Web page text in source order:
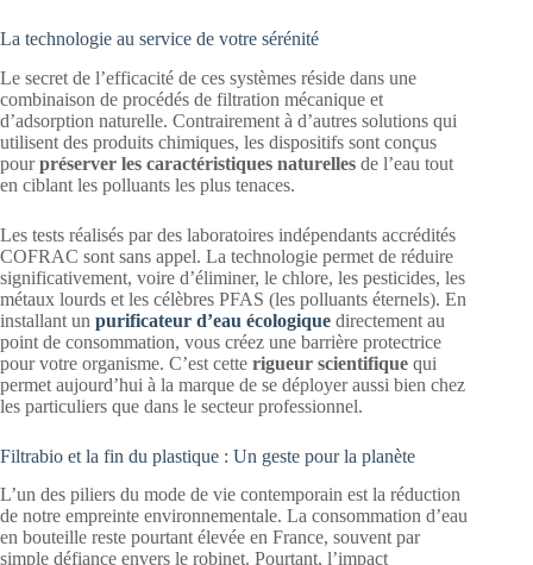
La technologie au service de votre sérénité
Le secret de l’efficacité de ces systèmes réside dans une
combinaison de procédés de filtration mécanique et
d’adsorption naturelle. Contrairement à d’autres solutions qui
utilisent des produits chimiques, les dispositifs sont conçus
pourpréserver les caractéristiques naturelles de l’eau tout
en ciblant les polluants les plus tenaces.
Les tests réalisés par des laboratoires indépendants accrédités
COFRAC sont sans appel. La technologie permet de réduire
significativement, voire d’éliminer, le chlore, les pesticides, les
métaux lourds et les célèbres PFAS (les polluants éternels). En
installant un purificateur d’eau écologique directement au
point de consommation, vous créez une barrière protectrice
pour votre organisme. C’est cette rigueur scientifique qui
permet aujourd’hui à la marque de se déployer aussi bien chez
les particuliers que dans le secteur professionnel.
Filtrabio et la fin du plastique : Un geste pour la planète
L’un des piliers du mode de vie contemporain est la réduction
de notre empreinte environnementale. La consommation d’eau
en bouteille reste pourtant élevée en France, souvent par
simple défiance envers le robinet. Pourtant, l’impact